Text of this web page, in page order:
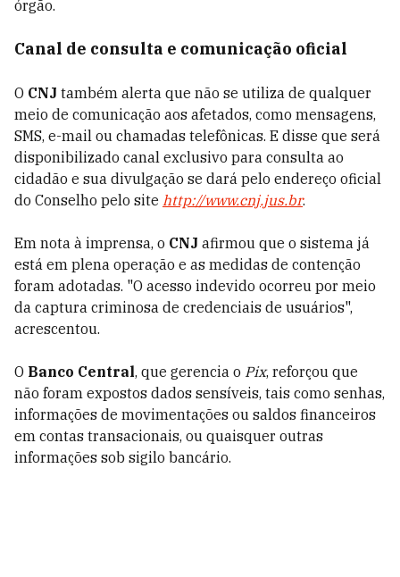
órgão.
Canal de consulta e comunicação oficial
O CNJ também alerta que não se utiliza de qualquer
meio de comunicação aos afetados, como mensagens,
SMS, e-mail ou chamadas telefônicas. E disse que será
disponibilizado canal exclusivo para consulta ao
cidadão e sua divulgação se dará pelo endereço oficial
do Conselho pelo site http://www.cnj.jus.br.
Em nota à imprensa, o CNJ afirmou que o sistema já
está em plena operação e as medidas de contenção
foram adotadas. "O acesso indevido ocorreu por meio
da captura criminosa de credenciais de usuários",
acrescentou.
O Banco Central, que gerencia o Pix, reforçou que
não foram expostos dados sensíveis, tais como senhas,
informações de movimentações ou saldos financeiros
em contas transacionais, ou quaisquer outras
informações sob sigilo bancário.